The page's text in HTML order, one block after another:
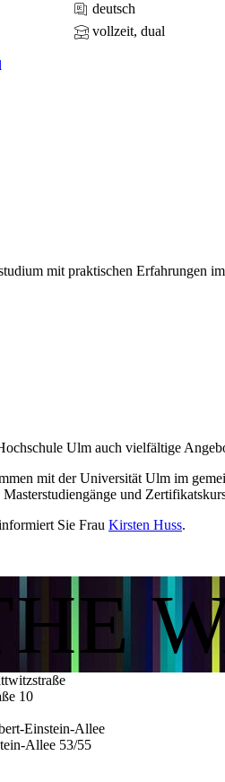
deutsch
vollzeit, dual
mit praktischen
Ulm auch vielfältige
mit der Universität Ulm im
und
Sie Frau Kirsten Huss.
10
Einstein-Allee
Allee 53/​55